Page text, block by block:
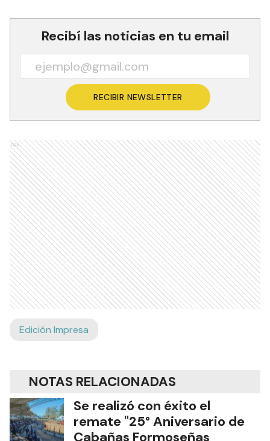
Recibí las noticias en tu email
RECIBIR NEWSLETTER
Ads
Edición Impresa
NOTAS RELACIONADAS
Se realizó con éxito el
remate "25° Aniversario de
Cabañas Formoseñas